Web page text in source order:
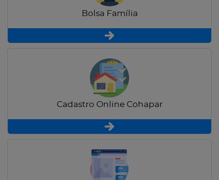
Bolsa Família
Cadastro Online Cohapar